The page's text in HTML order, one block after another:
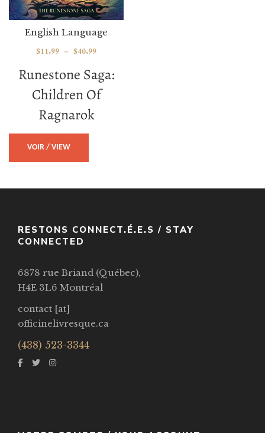
Runestone Saga:
Children Of
Ragnarok
English Language
$11.99 – $40.99
VOIR / VIEW
RESTONS CONNECT.É.E.S / STAY
CONNECTED
6878 rue Briand (Québec),
H4E 3L6 Montréal
contact [at]
officinelivresque.ca
(438) 523-3344